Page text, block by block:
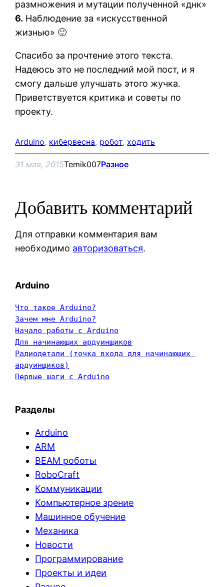
размножения и мутации полученной «днк»
6. Наблюдение за «искусственной
жизнью» 🙂
Спасибо за прочтение этого текста.
Надеюсь это не последний мой пост, и я
смогу дальше улучшать этого жучка.
Приветствуется критика и советы по
проекту.
Arduino, кибервесна, робот, ходить
31 мая, 2015Temik007Разное
Добавить комментарий
Для отправки комментария вам
необходимо авторизоваться.
Arduino
Что такое Arduino?
Зачем мне Arduino?
Начало работы с Arduino
Для начинающих ардуинщиков
Радиодетали (точка входа для начинающих
ардуинщиков)
Первые шаги с Arduino
Разделы
Arduino
ARM
BEAM роботы
RoboCraft
Коммуникации
Компьютерное зрение
Машинное обучение
Механика
Новости
Программирование
Проекты и идеи